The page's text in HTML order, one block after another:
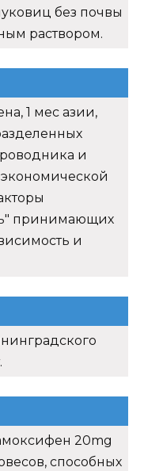
без почвы
раствором.
1 мес азии,
и
принимающих
и
20mg
способных